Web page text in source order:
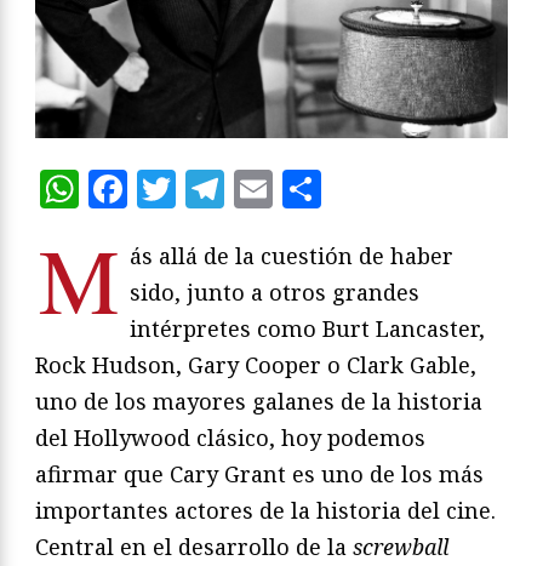
WhatsApp
Facebook
Twitter
Telegram
Email
M ás allá de la cuestión de haber
sido, junto a otros grandes
intérpretes como Burt Lancaster,
Rock Hudson, Gary Cooper o Clark Gable,
uno de los mayores galanes de la historia
del Hollywood clásico, hoy podemos
afirmar que Cary Grant es uno de los más
importantes actores de la historia del cine.
Central en el desarrollo de la screwball